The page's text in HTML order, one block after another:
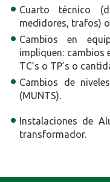
Cuarto técnico
medidores, trafos)
Cambios en
impliquen: cambios
TC’s o TP’s o
Cambios de
(MUNTS).
Instalaciones de
transformador.